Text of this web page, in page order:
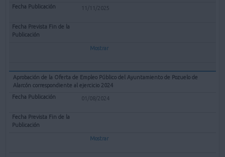
11/11/2025
Mostrar
Aprobación de la Oferta de Empleo Público del Ayuntamiento de Pozuelo de
Alarcón correspondiente al ejercicio 2024
01/08/2024
Mostrar